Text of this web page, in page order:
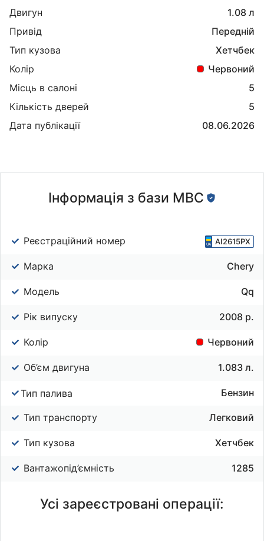
Двигун
1.08 л
Привід
Передній
Тип кузова
Хетчбек
Колір
Червоний
Місць в салоні
5
Кількість дверей
5
Дата публікації
08.06.2026
Інформація з бази МВС
Реєстраційний номер AI2615PX
Марка Chery
Модель Qq
Рік випуску 2008 р.
Колір Червоний
Об’єм двигуна 1.083 л.
Тип палива Бензин
Тип транспорту Легковий
Тип кузова Хетчбек
Вантажопід’ємність 1285
Усі зареєстровані операції: